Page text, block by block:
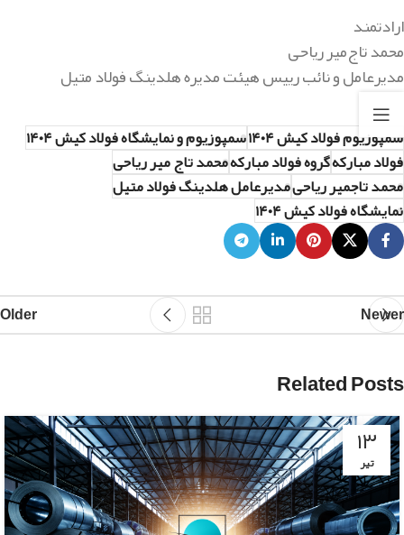
ارادتمند
محمد تاج‌میر ریاحی
مدیرعامل و نائب رییس هیئت مدیره هلدینگ فولاد متیل
سمپوزیوم فولاد کیش ۱۴۰۴
سمپوزیوم و نمایشگاه فولاد کیش ۱۴۰۴
فولاد مبارکهگروه فولاد مبارکهمحمد تاج میر ریاحی
محمد تاجمیر ریاحیمدیرعامل هلدینگ فولاد متیل
نمایشگاه فولاد کیش ۱۴۰۴
Newer
Older
Related Posts
۱۳
تیر